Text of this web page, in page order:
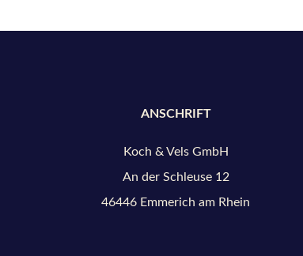
ANSCHRIFT
Koch & Vels GmbH
An der Schleuse 12
46446 Emmerich am Rhein